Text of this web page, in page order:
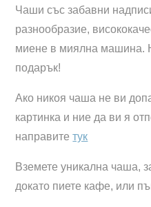
Чаши със забавни
разнообразие,
миене в миялна машина.
подарък!
Ако никоя чаша не ви
картинка и ние да ви я
направитетук
Вземете уникална чаша,
докато пиете кафе, или